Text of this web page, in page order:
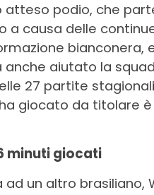
atteso podio, che
a causa delle
aiutato la
27 partite
giocato da titolare
minuti giocati
un altro brasiliano,